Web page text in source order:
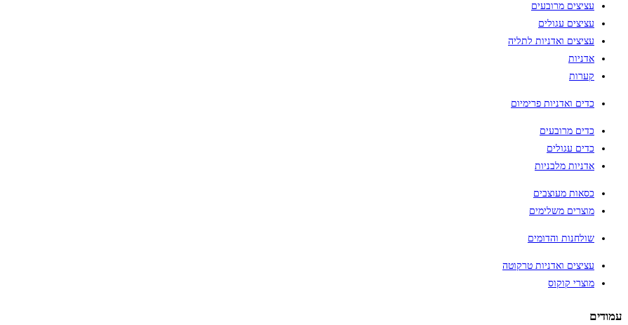
עציצים מרובעים
עציצים עגולים
עציצים ואדניות לתליה
אדניות
קערות
כדים ואדניות פרימיום
כדים מרובעים
כדים עגולים
אדניות מלבניות
כסאות מעוצבים
מוצרים משלימים
שולחנות והדומים
עציצים ואדניות טרקוטה
מוצרי קוקוס
עמודים